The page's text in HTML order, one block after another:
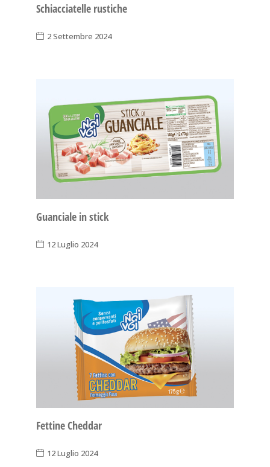
Schiacciatelle rustiche
2 Settembre 2024
Guanciale in stick
12 Luglio 2024
Fettine Cheddar
12 Luglio 2024